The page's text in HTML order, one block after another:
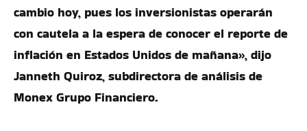
cambio hoy, pues los inversionistas operarán
con cautela a la espera de conocer el reporte de
inflación en Estados Unidos de mañana», dijo
Janneth Quiroz, subdirectora de análisis de
Monex Grupo Financiero.